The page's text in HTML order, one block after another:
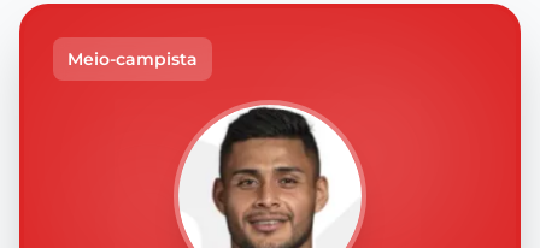
Meio-campista